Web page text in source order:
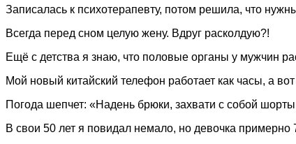
Записалась к психотерапевту, потом решила, что
Всегда перед сном целую жену. Вдруг расколдую?!
Ещё с детства я знаю, что половые органы у мужчин
Мой новый китайский телефон работает как часы, а
Погода шепчет: «Надень брюки, захвати с собой шорты
В свои 50 лет я повидал немало, но девочка